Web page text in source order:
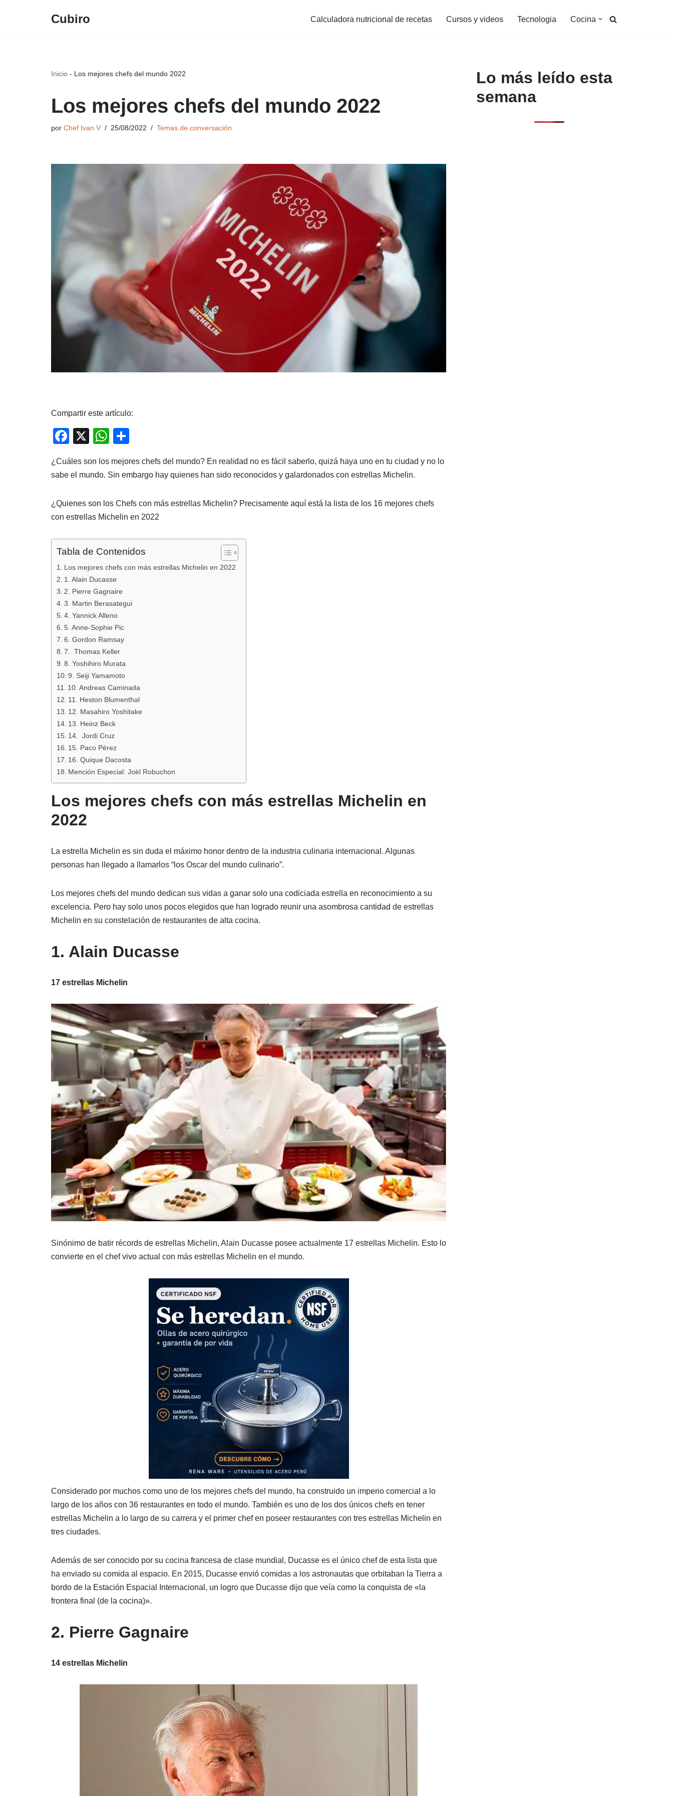
Cubiro Calculadora nutricional de recetas Cursos y videos Tecnologia Cocina
Inicio - Los mejores chefs del mundo 2022
Los mejores chefs del mundo 2022
por Chef Ivan V 25/08/2022 Temas de conversación
Compartir este artículo:
F
c
b
o
k
X
W
at
A
p
m
ar
tir
¿Cuáles son los mejores chefs del mundo? En realidad no es fácil saberlo, quizá haya uno en tu ciudad y no lo
sabe el mundo. Sin embargo hay quienes han sido reconocidos y galardonados con estrellas Michelin.
¿Quienes son los Chefs con más estrellas Michelin? Precisamente aquí está la lista de los 16 mejores chefs
con estrellas Michelin en 2022
Tabla de Contenidos
Los mejores chefs con más estrellas Michelin en 2022
1. Alain Ducasse
2. Pierre Gagnaire
3. Martin Berasategui
4. Yannick Alleno
5. Anne-Sophie Pic
6. Gordon Ramsay
7. Thomas Keller
8. Yoshihiro Murata
9. Seiji Yamamoto
10. Andreas Caminada
11. Heston Blumenthal
12. Masahiro Yoshitake
13. Heinz Beck
14. Jordi Cruz
15. Paco Pérez
16. Quique Dacosta
Mención Especial: Joël Robuchon
Los mejores chefs con más estrellas Michelin en
2022
La estrella Michelin es sin duda el máximo honor dentro de la industria culinaria internacional. Algunas
personas han llegado a llamarlos “los Oscar del mundo culinario”.
Los mejores chefs del mundo dedican sus vidas a ganar solo una codiciada estrella en reconocimiento a su
excelencia. Pero hay solo unos pocos elegidos que han logrado reunir una asombrosa cantidad de estrellas
Michelin en su constelación de restaurantes de alta cocina.
1. Alain Ducasse
17 estrellas Michelin
Sinónimo de batir récords de estrellas Michelin, Alain Ducasse posee actualmente 17 estrellas Michelin. Esto lo
convierte en el chef vivo actual con más estrellas Michelin en el mundo.
Considerado por muchos como uno de los mejores chefs del mundo, ha construido un imperio comercial a lo
largo de los años con 36 restaurantes en todo el mundo. También es uno de los dos únicos chefs en tener
estrellas Michelin a lo largo de su carrera y el primer chef en poseer restaurantes con tres estrellas Michelin en
tres ciudades.
Además de ser conocido por su cocina francesa de clase mundial, Ducasse es el único chef de esta lista que
ha enviado su comida al espacio. En 2015, Ducasse envió comidas a los astronautas que orbitaban la Tierra a
bordo de la Estación Espacial Internacional, un logro que Ducasse dijo que veía como la conquista de «la
frontera final (de la cocina)».
2. Pierre Gagnaire
14 estrellas Michelin
Lo más leído esta
semana